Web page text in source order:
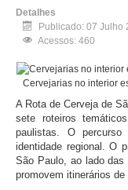
Detalhes
Publicado: 07 Julho
Acessos: 460
Cervejarias no interior
A Rota de Cerveja de
sete roteiros
paulistas. O percurso
identidade regional. O
São Paulo, ao lado
promovem itinerários